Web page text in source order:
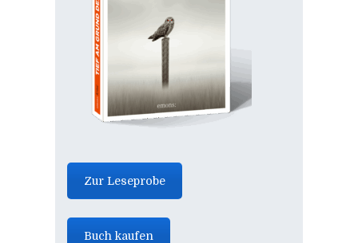
Zur Leseprobe
Buch kaufen